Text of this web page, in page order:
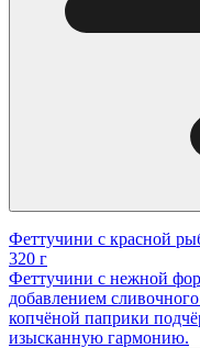
Феттучини с красной
320 г
Феттучини с нежной
добавлением
копчёной паприки
изысканную гармонию.